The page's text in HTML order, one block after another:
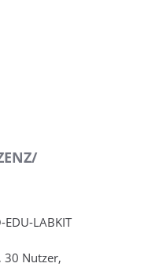
EDU-LABKIT
30 Nutzer,